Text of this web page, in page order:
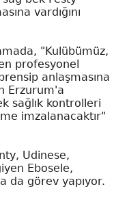
vardığını
"Kulübümüz,
profesyonel
anlaşmasına
Erzurum'a
sağlık kontrolleri
imzalanacaktır"
Udinese,
Ebosele,
da görev yapıyor.